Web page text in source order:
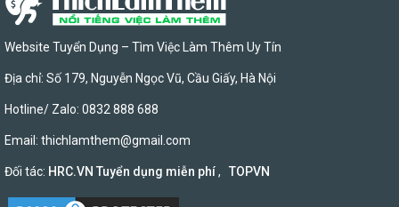
Website Tuyển Dụng – Tìm Việc Làm Thêm Uy Tín
Địa chỉ: Số 179, Nguyễn Ngọc Vũ, Cầu Giấy, Hà Nội
Hotline/ Zalo: 0832 888 688
Email: thichlamthem@gmail.com
Đối tác: HRC.VN Tuyển dụng miễn phí, TOPVN